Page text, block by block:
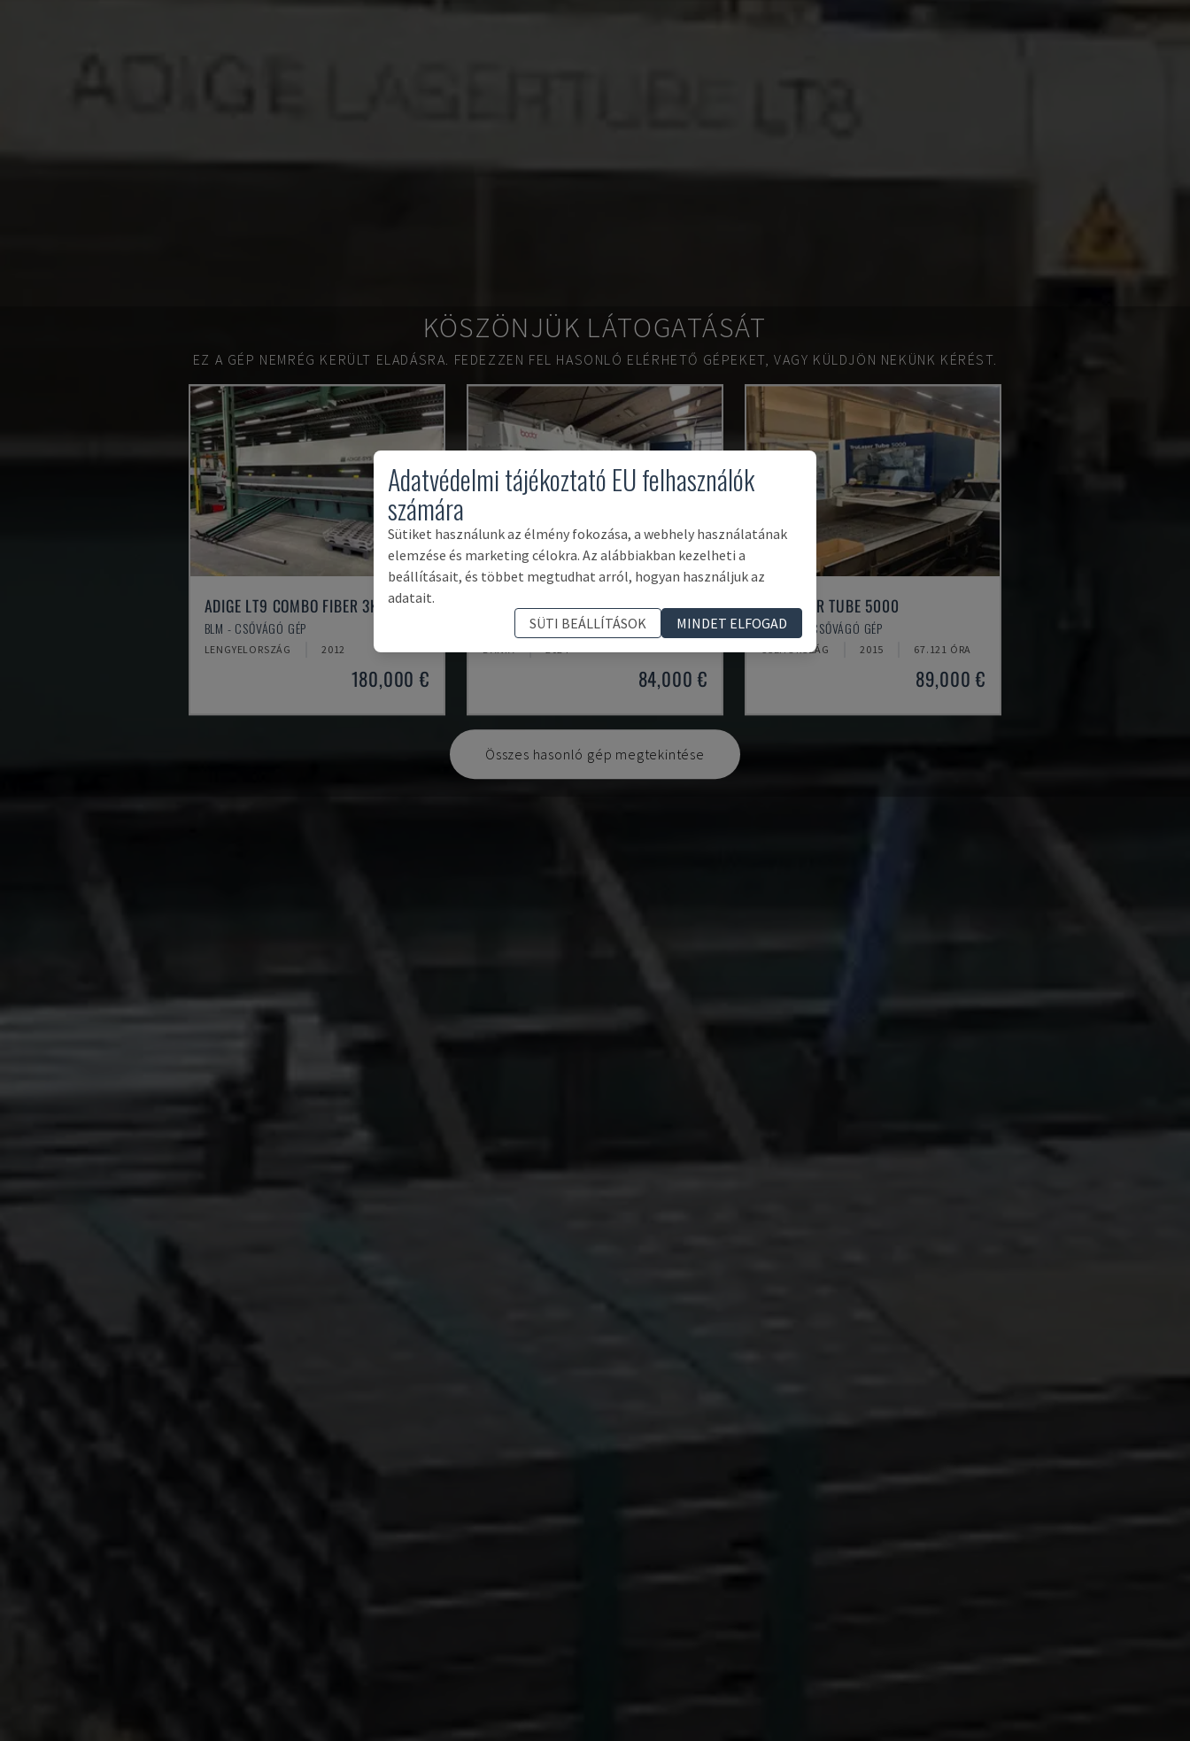
KÖSZÖNJÜK LÁTOGATÁSÁT
EZ A GÉP NEMRÉG KERÜLT ELADÁSRA. FEDEZZEN FEL HASONLÓ ELÉRHETŐ GÉPEKET, VAGY KÜLDJÖN NEKÜNK KÉRÉST.
ADIGE LT9 COMBO FIBER 3KW
BLM - CSŐVÁGÓ GÉP
LENGYELORSZÁG 2012
180,000 €
T2-65-3000W
BODOR - CSŐVÁGÓ GÉP
84,000 €
TRULASER TUBE 5000
TRUMPF - CSŐVÁGÓ GÉP
CSEHORSZÁG 2015 67.121 ÓRA
89,000 €
Összes hasonló gép megtekintése
Adatvédelmi tájékoztató EU felhasználók
számára
Sütiket használunk az élmény fokozása, a webhely használatának
elemzése és marketing célokra. Az alábbiakban kezelheti a
beállításait, és többet megtudhat arról, hogyan használjuk az
adatait.
SÜTI BEÁLLÍTÁSOK
MINDET ELFOGAD